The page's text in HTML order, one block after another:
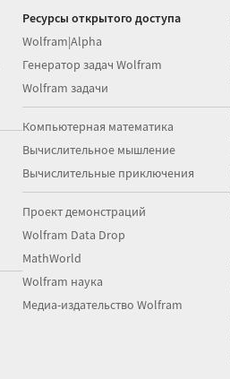
Ресурсы открытого доступа
Wolfram|Alpha
Генератор задач Wolfram
Wolfram задачи
Компьютерная математика
Вычислительное мышление
Вычислительные приключения
Проект демонстраций
Wolfram Data Drop
MathWorld
Wolfram наука
Медиа-издательство Wolfram